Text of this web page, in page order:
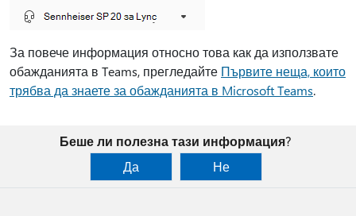
За повече информация относно това как да използвате
обажданията в Teams, прегледайте Първите неща, които
трябва да знаете за обажданията в Microsoft Teams.
Беше ли полезна тази информация?
Да
Не